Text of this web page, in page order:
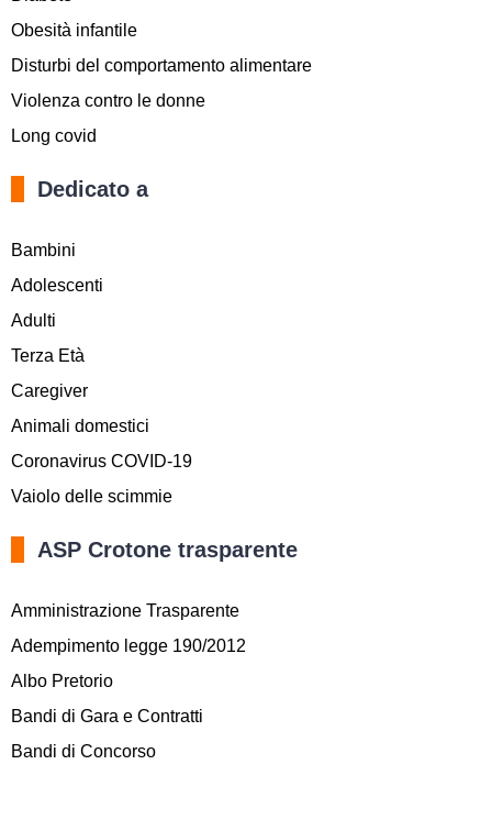
Obesità infantile
Disturbi del comportamento alimentare
Violenza contro le donne
Long covid
Dedicato a
Bambini
Adolescenti
Adulti
Terza Età
Caregiver
Animali domestici
Coronavirus COVID-19
Vaiolo delle scimmie
ASP Crotone trasparente
Amministrazione Trasparente
Adempimento legge 190/2012
Albo Pretorio
Bandi di Gara e Contratti
Bandi di Concorso